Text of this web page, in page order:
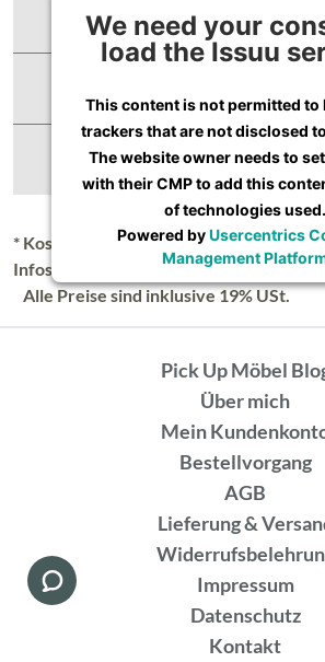
We need your
load the Issuu
This content is not permitted to
trackers that are not disclosed
The website owner needs to
with their CMP to add this
of technologies used.
Powered byUsercentrics
Management
Zusätzliche
Abbildung
* Kostenloser Versand in Deutschland
Infos unter
Lieferung & Versand.
Alle Preise sind inklusive 19% USt.
Pick Up Möbel
Über mich
Mein
Bestellvorgang
AGB
Lieferung &
Impressum
Datenschutz
Kontakt